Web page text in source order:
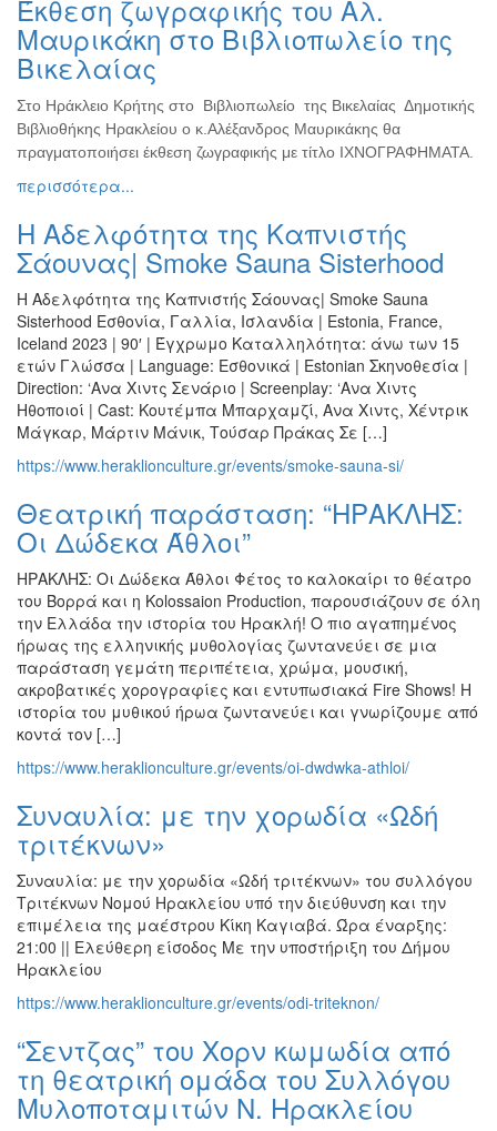
Ζωγραφική
Φωτογραφία
Τραγούδι
Μουσική
Κινηματογράφος
Χορός
Θέατρο
Παζάρι
Ειδών
Συνέδρια
Ημερίδες
-
Διημερίδες
Σεμινάρια-
Διαλέξεις-
Ομιλίες
Εκθέσεις
Εκδηλώσεις
για
Παιδιά
Άλλες
Εκδηλώσεις
ΤΟΠΟΣ
ΔΗΜΟΣ
ΠΟΛΙΤΙΣΜΟΣ
ΑΝΘΕΚΤΙΚΗ
ΠΟΛΗ
Έκθεση ζωγραφικής του Αλ.
Μαυρικάκη στο Βιβλιοπωλείο της
Βικελαίας
Στο Ηράκλειο Κρήτης στο Βιβλιοπωλείο της Βικελαίας Δημοτικής
Βιβλιοθήκης Ηρακλείου ο κ.Αλέξανδρος Μαυρικάκης θα
πραγματοποιήσει έκθεση ζωγραφικής με τίτλο ΙΧΝΟΓΡΑΦΗΜΑΤΑ.
περισσότερα...
Η Αδελφότητα της Καπνιστής
Σάουνας| Smoke Sauna Sisterhood
Η Αδελφότητα της Καπνιστής Σάουνας| Smoke Sauna
Sisterhood Εσθονία, Γαλλία, Ισλανδία | Estonia, France,
Iceland 2023 | 90′ | Έγχρωμο Καταλληλότητα: άνω των 15
ετών Γλώσσα | Language: Εσθονικά | Estonian Σκηνοθεσία |
Direction: ‘Ανα Χιντς Σενάριο | Screenplay: ‘Ανα Χιντς
Ηθοποιοί | Cast: Κουτέμπα Μπαρχαμζί, Ανα Χιντς, Χέντρικ
Μάγκαρ, Μάρτιν Μάνικ, Τούσαρ Πράκας Σε […]
https://www.heraklionculture.gr/events/smoke-sauna-si/
Θεατρική παράσταση: “ΗΡΑΚΛΗΣ:
Οι Δώδεκα Άθλοι”
ΗΡΑΚΛΗΣ: Οι Δώδεκα Άθλοι Φέτος το καλοκαίρι το θέατρο
του Βορρά και η Kolossaion Production, παρουσιάζουν σε όλη
την Ελλάδα την ιστορία του Ηρακλή! Ο πιο αγαπημένος
ήρωας της ελληνικής μυθολογίας ζωντανεύει σε μια
παράσταση γεμάτη περιπέτεια, χρώμα, μουσική,
ακροβατικές χορογραφίες και εντυπωσιακά Fire Shows! Η
ιστορία του μυθικού ήρωα ζωντανεύει και γνωρίζουμε από
κοντά τον […]
https://www.heraklionculture.gr/events/oi-dwdwka-athloi/
Συναυλία: με την χορωδία «Ωδή
τριτέκνων»
Συναυλία: με την χορωδία «Ωδή τριτέκνων» του συλλόγου
Τριτέκνων Νομού Ηρακλείου υπό την διεύθυνση και την
επιμέλεια της μαέστρου Κίκη Καγιαβά. Ώρα έναρξης:
21:00 || Ελεύθερη είσοδος Με την υποστήριξη του Δήμου
Ηρακλείου
https://www.heraklionculture.gr/events/odi-triteknon/
“Σεντζας” του Χορν κωμωδία από
τη θεατρική ομάδα του Συλλόγου
Μυλοποταμιτών Ν. Ηρακλείου